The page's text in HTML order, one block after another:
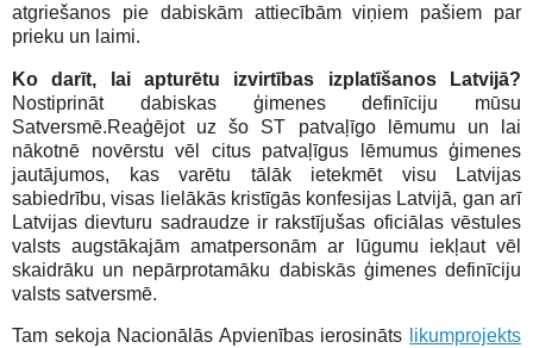
atgriešanos pie dabiskām attiecībām viņiem pašiem par
prieku un laimi.
Ko darīt, lai apturētu izvirtības izplatīšanos Latvijā?
Nostiprināt dabiskas ģimenes definīciju mūsu
Satversmē.Reaģējot uz šo ST patvaļīgo lēmumu un lai
nākotnē novērstu vēl citus patvaļīgus lēmumus ģimenes
jautājumos, kas varētu tālāk ietekmēt visu Latvijas
sabiedrību, visas lielākās kristīgās konfesijas Latvijā, gan arī
Latvijas dievturu sadraudze ir rakstījušas oficiālas vēstules
valsts augstākajām amatpersonām ar lūgumu iekļaut vēl
skaidrāku un nepārprotamāku dabiskās ģimenes definīciju
valsts satversmē.
Tam sekoja Nacionālās Apvienības ierosināts
likumprojekts